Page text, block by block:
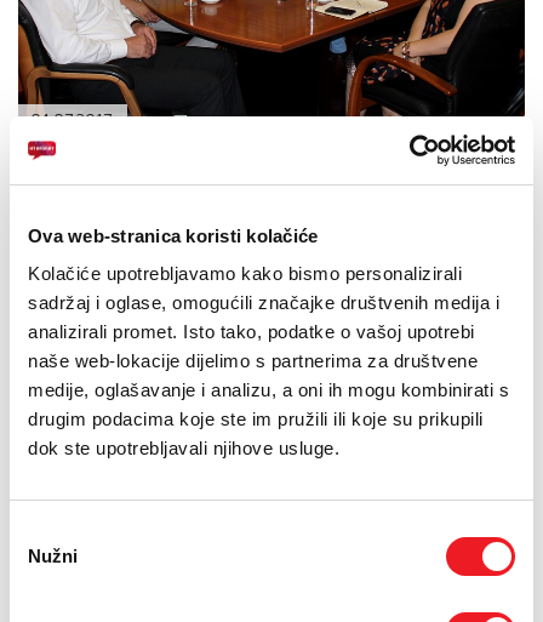
Ova web-stranica koristi kolačiće
Kolačiće upotrebljavamo kako bismo personalizirali
sadržaj i oglase, omogućili značajke društvenih medija i
analizirali promet. Isto tako, podatke o vašoj upotrebi
naše web-lokacije dijelimo s partnerima za društvene
medije, oglašavanje i analizu, a oni ih mogu kombinirati s
drugim podacima koje ste im pružili ili koje su prikupili
dok ste upotrebljavali njihove usluge.
pristanka
Nužni
E-RAČUN
PODRŠKA
TELEFONSKI IMENIK
04.07.2017.
Izaslanstvo Sportske udruge „Liga Hercegovine“ –
je primio predsjednik Uprave Vilim Primorac sa
suradnicima.
Razgovarano je o potpori ove tvrtke Malonogometnoj ligi mjesnih
zajednica Hercegovine, koja traje od početka srpnja do konca
kolovoza, kada će se pobjednici svih deset općinskih
malonogometnih liga okupiti na završnom turniru u Širokom
Brijegu.
općini natječe prosječno 20-tak ekipa, na terenu je aktivnih oko 2
„Naša udruga registrirana je koncem 2015. godine. Nastavila je rad
okupljala predstavnike deset organizatora tradicionalnih općinskih